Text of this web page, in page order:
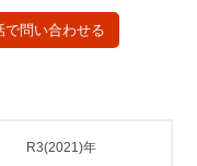
で問い合わせる
R3(2021)年